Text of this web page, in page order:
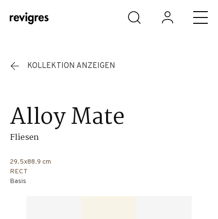
Zum Hauptinhalt springen
KOLLEKTION ANZEIGEN
Alloy Mate
Fliesen
29.5x88.9 cm
RECT
Basis